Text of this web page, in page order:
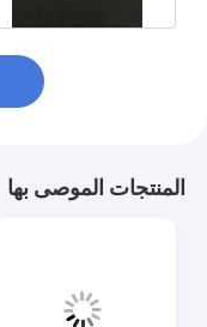
المنتجات الموصى بها